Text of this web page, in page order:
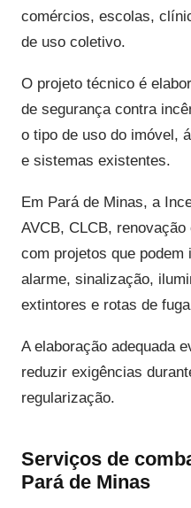
comércios, escolas,
de uso coletivo.
O projeto técnico é
de segurança contra
o tipo de uso do imóvel,
e sistemas existentes.
Em Pará de Minas, a
AVCB, CLCB,
com projetos que
alarme, sinalização,
extintores e rotas de
A elaboração adequada
reduzir exigências
regularização.
Serviços de
Pará de Minas